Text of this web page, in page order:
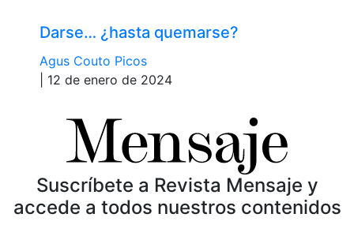
Darse… ¿hasta quemarse?
Agus Couto Picos
| 12 de enero de 2024
Suscríbete a Revista Mensaje y
accede a todos nuestros contenidos